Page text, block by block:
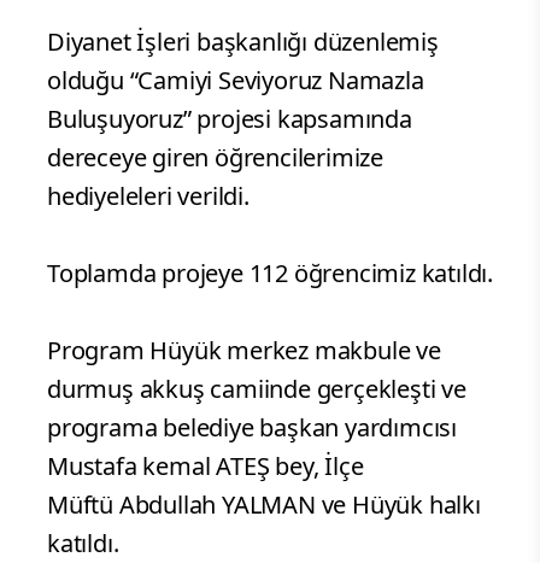
Diyanet İşleri başkanlığı düzenlemiş
olduğu “Camiyi Seviyoruz Namazla
Buluşuyoruz” projesi kapsamında
dereceye giren öğrencilerimize
hediyeleleri verildi.
Toplamda projeye 112 öğrencimiz katıldı.
Program Hüyük merkez makbule ve
durmuş akkuş camiinde gerçekleşti ve
programa belediye başkan yardımcısı
Mustafa kemal ATEŞ bey, İlçe
Müftü Abdullah YALMAN ve Hüyük halkı
katıldı.